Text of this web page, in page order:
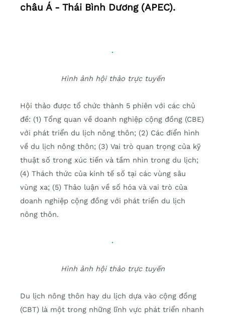
châu Á - Thái Bình Dương (APEC).
Hình ảnh hội thảo trực tuyến
Hội thảo được tổ chức thành 5 phiên với các chủ
đề: (1) Tổng quan về doanh nghiệp cộng đồng (CBE)
với phát triển du lịch nông thôn; (2) Các điển hình
về du lịch nông thôn; (3) Vai trò quan trọng của kỹ
thuật số trong xúc tiến và tầm nhìn trong du lịch;
(4) Thách thức của kinh tế số tại các vùng sâu
vùng xa; (5) Thảo luận về số hóa và vai trò của
doanh nghiệp cộng đồng với phát triển du lịch
nông thôn.
Hình ảnh hội thảo trực tuyến
Du lịch nông thôn hay du lịch dựa vào cộng đồng
(CBT) là một trong những lĩnh vực phát triển nhanh